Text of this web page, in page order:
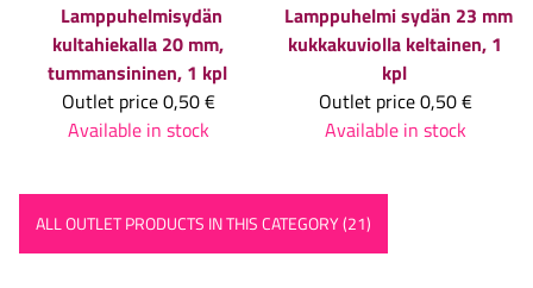
Lamppuhelmisydän
kultahiekalla 20 mm,
tummansininen, 1 kpl
Outlet price0,50 €
Available in stock
Lamppuhelmi sydän 23 mm
kukkakuviolla keltainen, 1
kpl
Outlet price0,50 €
Available in stock
ALL OUTLET PRODUCTS IN THIS CATEGORY (21)